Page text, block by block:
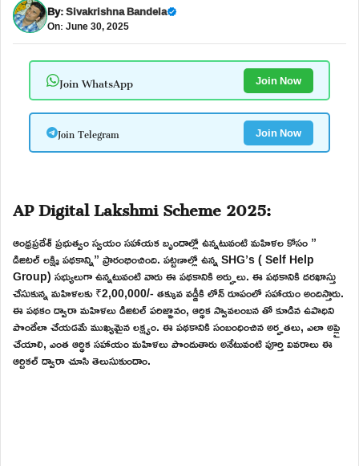
By:Sivakrishna Bandela
On: June 30, 2025
Join WhatsApp Join Now
Join Telegram Join Now
AP Digital Lakshmi Scheme 2025:
ఆంధ్రప్రదేశ్ ప్రభుత్వం స్వయం సహాయక బృందాల్లో ఉన్నటువంటి మహిళల కోసం ”
డిజిటల్ లక్ష్మి పథకాన్ని” ప్రారంభించింది. పట్టణాల్లో ఉన్న SHG’s ( Self Help
Group) సభ్యులుగా ఉన్నటువంటి వారు ఈ పథకానికి అర్హులు. ఈ పథకానికి దరఖాస్తు
చేసుకున్న మహిళలకు ₹2,00,000/- తక్కువ వడ్డీకి లోన్ రూపంలో సహాయం అందిస్తారు.
ఈ పథకం ద్వారా మహిళలు డిజిటల్ పరిజ్ఞానం, ఆర్థిక స్వావలంబన తో కూడిన ఉపాధిని
పొందేలా చేయడమే ముఖ్యమైన లక్ష్యం. ఈ పథకానికి సంబంధించిన అర్హతలు, ఎలా అప్లై
చేయాలి, ఎంత ఆర్థిక సహాయం మహిళలు పొందుతారు అనేటువంటి పూర్తి వివరాలు ఈ
ఆర్టికల్ ద్వారా చూసి తెలుసుకుందాం.